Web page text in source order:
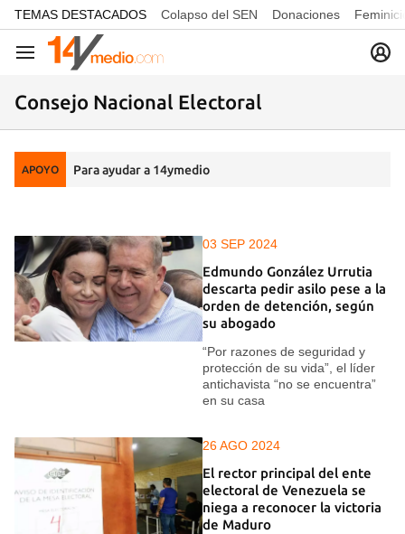
common.go-to-content
TEMAS DESTACADOS Colapso del SEN Donaciones
Navegación
Consejo Nacional Electoral
APOYO Para ayudar a 14ymedio
03 SEP 2024
Edmundo González Urrutia
descarta pedir asilo pese a la
orden de detención, según
su abogado
“Por razones de seguridad y
protección de su vida”, el líder
antichavista “no se encuentra”
en su casa
26 AGO 2024
El rector principal del ente
electoral de Venezuela se
niega a reconocer la victoria
de Maduro